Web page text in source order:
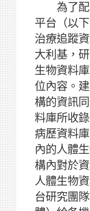
為了配
平台（以
治療追蹤
大利基，
生物資料
位內容。
構的資訊
料庫所收
病歷資料
內的人體
構內對於
人體生物
台研究團